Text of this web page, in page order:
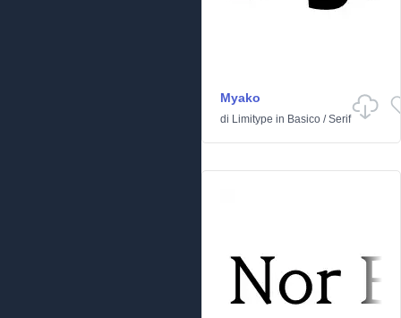
Myako
di Limitype in Basico /Serif